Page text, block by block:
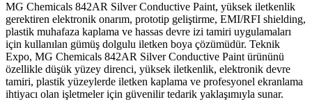
MG Chemicals 842AR Silver Conductive Paint, yüksek iletkenlik
gerektiren elektronik onarım, prototip geliştirme, EMI/RFI shielding,
plastik muhafaza kaplama ve hassas devre izi tamiri uygulamaları
için kullanılan gümüş dolgulu iletken boya çözümüdür. Teknik
Expo, MG Chemicals 842AR Silver Conductive Paint ürününü
özellikle düşük yüzey direnci, yüksek iletkenlik, elektronik devre
tamiri, plastik yüzeylerde iletken kaplama ve profesyonel ekranlama
ihtiyacı olan işletmeler için güvenilir tedarik yaklaşımıyla sunar.